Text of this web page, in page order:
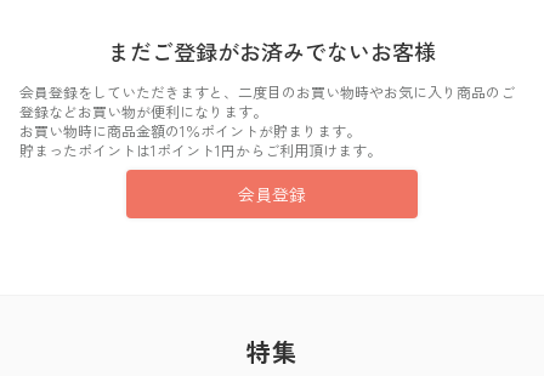
まだご登録がお済みでないお客様
会員登録をしていただきますと、二度目のお買い物時やお気に入り商品のご
登録などお買い物が便利になります。
お買い物時に商品金額の1％ポイントが貯まります。
貯まったポイントは1ポイント1円からご利用頂けます。
会員登録
特集